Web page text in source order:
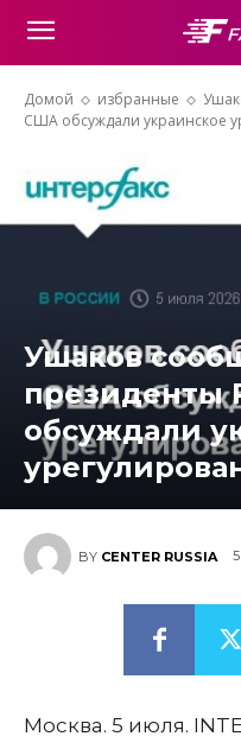
Домой избранные
США обсуждали украинское
Ушаков
обсуждали
BY CENTER RUSSIA
Москва. 5 июля.